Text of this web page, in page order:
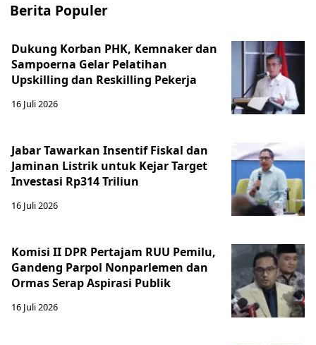
Berita Populer
Dukung Korban PHK, Kemnaker dan
Sampoerna Gelar Pelatihan
Upskilling dan Reskilling Pekerja
16 Juli 2026
Jabar Tawarkan Insentif Fiskal dan
Jaminan Listrik untuk Kejar Target
Investasi Rp314 Triliun
16 Juli 2026
Komisi II DPR Pertajam RUU Pemilu,
Gandeng Parpol Nonparlemen dan
Ormas Serap Aspirasi Publik
16 Juli 2026